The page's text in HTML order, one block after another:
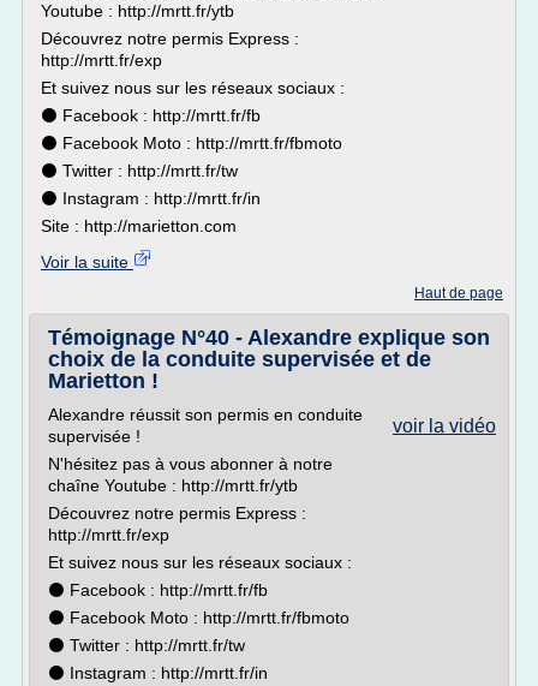
Youtube : http://mrtt.fr/ytb
Découvrez notre permis Express :
http://mrtt.fr/exp
Et suivez nous sur les réseaux sociaux :
⚫ Facebook : http://mrtt.fr/fb
⚫ Facebook Moto : http://mrtt.fr/fbmoto
⚫ Twitter : http://mrtt.fr/tw
⚫ Instagram : http://mrtt.fr/in
Site : http://marietton.com
Voir la suite
Haut de page
Témoignage N°40 - Alexandre explique son
choix de la conduite supervisée et de
Marietton !
voir la vidéo
Alexandre réussit son permis en conduite
supervisée !
N'hésitez pas à vous abonner à notre
chaîne Youtube : http://mrtt.fr/ytb
Découvrez notre permis Express :
http://mrtt.fr/exp
Et suivez nous sur les réseaux sociaux :
⚫ Facebook : http://mrtt.fr/fb
⚫ Facebook Moto : http://mrtt.fr/fbmoto
⚫ Twitter : http://mrtt.fr/tw
⚫ Instagram : http://mrtt.fr/in